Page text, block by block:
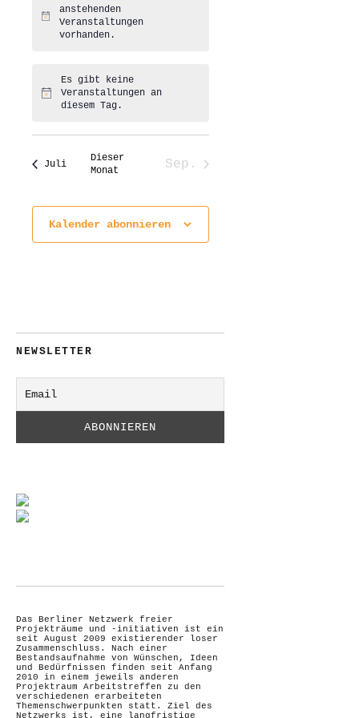
Hinweis
anstehenden
Veranstaltungen
vorhanden.
Hinweis
Es gibt keine
Veranstaltungen an
diesem Tag.
Juli
Dieser
Monat
Sep.
Kalender abonnieren
NEWSLETTER
Das Berliner Netzwerk freier
Projekträume und -initiativen ist ein
seit August 2009 existierender loser
Zusammenschluss. Nach einer
Bestandsaufnahme von Wünschen, Ideen
und Bedürfnissen finden seit Anfang
2010 in einem jeweils anderen
Projektraum Arbeitstreffen zu den
verschiedenen erarbeiteten
Themenschwerpunkten statt. Ziel des
Netzwerks ist, eine langfristige